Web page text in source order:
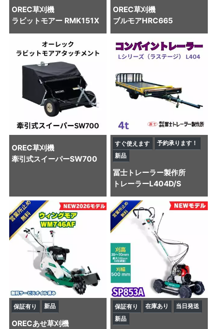
OREC草刈機
ラビットモアー RMK151X
OREC草刈機
ブルモアHRC665
OREC草刈機
牽引式スイーパーSW700
すぐ使えます
予約承ります！
新品
冨士トレーラー製作所
トレーラーL404D/S
保証有り 新品
ORECあせ草刈機
保証有り 在庫あり
当日発送
新品